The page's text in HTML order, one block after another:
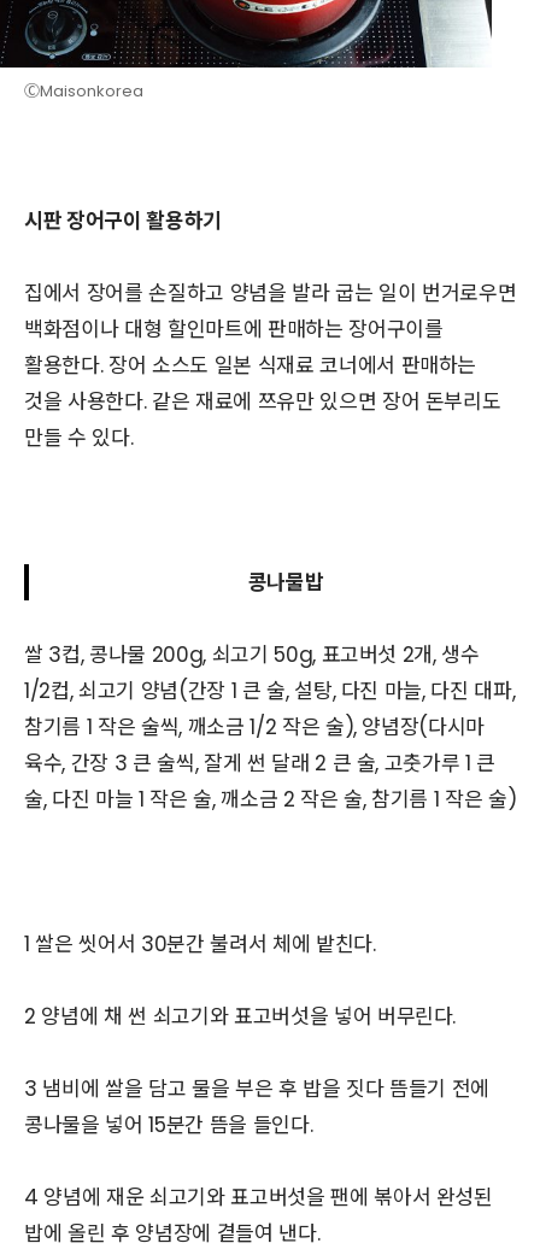
ⒸMaisonkorea
시판 장어구이 활용하기
집에서 장어를 손질하고 양념을 발라 굽는 일이 번거로우면
백화점이나 대형 할인마트에 판매하는 장어구이를
활용한다. 장어 소스도 일본 식재료 코너에서 판매하는
것을 사용한다. 같은 재료에 쯔유만 있으면 장어 돈부리도
만들 수 있다.
콩나물밥
쌀 3컵, 콩나물 200g, 쇠고기 50g, 표고버섯 2개, 생수
1/2컵, 쇠고기 양념(간장 1 큰 술, 설탕, 다진 마늘, 다진 대파,
참기름 1 작은 술씩, 깨소금 1/2 작은 술), 양념장(다시마
육수, 간장 3 큰 술씩, 잘게 썬 달래 2 큰 술, 고춧가루 1 큰
술, 다진 마늘 1 작은 술, 깨소금 2 작은 술, 참기름 1 작은 술)
1 쌀은 씻어서 30분간 불려서 체에 밭친다.
2 양념에 채 썬 쇠고기와 표고버섯을 넣어 버무린다.
3 냄비에 쌀을 담고 물을 부은 후 밥을 짓다 뜸들기 전에
콩나물을 넣어 15분간 뜸을 들인다.
4 양념에 재운 쇠고기와 표고버섯을 팬에 볶아서 완성된
밥에 올린 후 양념장에 곁들여 낸다.